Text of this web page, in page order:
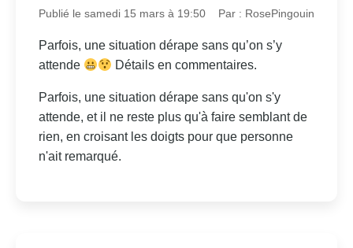
Publié le samedi 15 mars à 19:50 Par : RosePingouin
Parfois, une situation dérape sans qu’on s’y
attende
Détails en commentaires.
Parfois, une situation dérape sans qu'on s'y
attende, et il ne reste plus qu'à faire semblant de
rien, en croisant les doigts pour que personne
n'ait remarqué.